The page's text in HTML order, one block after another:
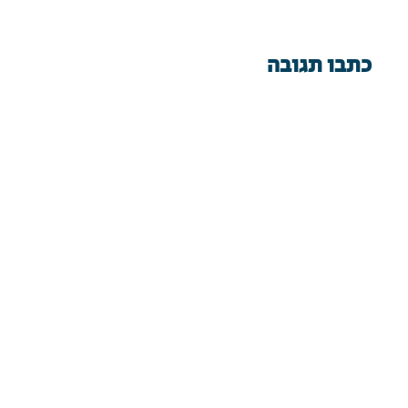
כתבו תגובה